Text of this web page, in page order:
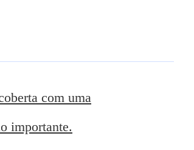
com uma
importante.